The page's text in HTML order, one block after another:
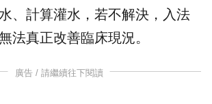
、計算灌水，若不解決，入法
法真正改善臨床現況。
廣告 / 請繼續往下閱讀